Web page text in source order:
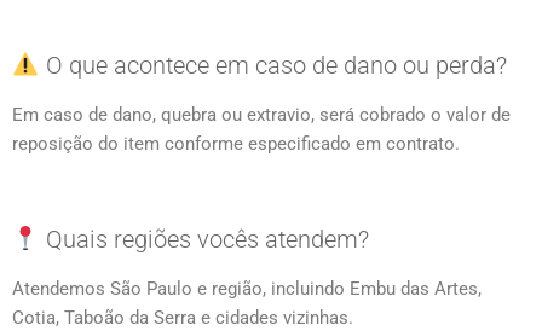
O que acontece em caso de dano ou perda?
Em caso de dano, quebra ou extravio, será cobrado o valor de
reposição do item conforme especificado em contrato.
Quais regiões vocês atendem?
Atendemos São Paulo e região, incluindo Embu das Artes,
Cotia, Taboão da Serra e cidades vizinhas.